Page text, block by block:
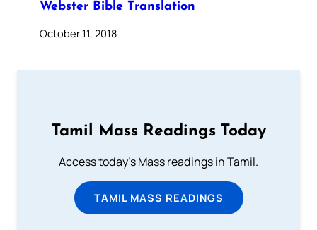
Webster Bible Translation
October 11, 2018
Tamil Mass Readings Today
Access today's Mass readings in Tamil.
TAMIL MASS READINGS